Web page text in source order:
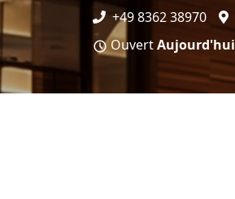
+49 8362 38970
OuvertAujourd'hui